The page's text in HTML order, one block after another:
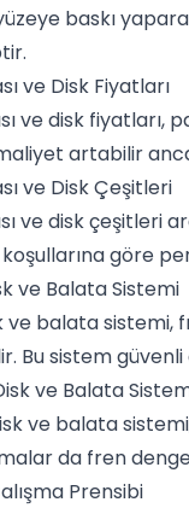
baskı
ve Disk Fiyatları
ve disk fiyatları,
artabilir
ve Disk Çeşitleri
ve disk çeşitleri
göre
ve Balata Sistemi
balata sistemi,
Bu sistem
ve Balata
ve balata
da fren
Prensibi